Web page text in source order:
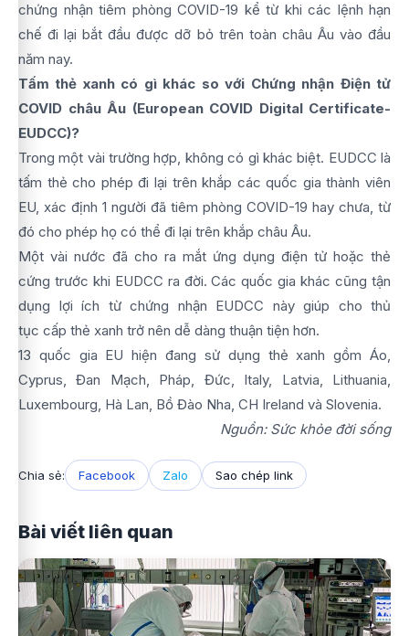
chứng nhận tiêm phòng COVID-19 kể từ khi các lệnh hạn
chế đi lại bắt đầu được dỡ bỏ trên toàn châu Âu vào đầu
năm nay.
Tấm thẻ xanh có gì khác so với Chứng nhận Điện tử
COVID châu Âu (European COVID Digital Certificate-
EUDCC)?
Trong một vài trường hợp, không có gì khác biệt. EUDCC là
tấm thẻ cho phép đi lại trên khắp các quốc gia thành viên
EU, xác định 1 người đã tiêm phòng COVID-19 hay chưa, từ
đó cho phép họ có thể đi lại trên khắp châu Âu.
Một vài nước đã cho ra mắt ứng dụng điện tử hoặc thẻ
cứng trước khi EUDCC ra đời. Các quốc gia khác cũng tận
dụng lợi ích từ chứng nhận EUDCC này giúp cho thủ
tục cấp thẻ xanh trở nên dễ dàng thuận tiện hơn.
13 quốc gia EU hiện đang sử dụng thẻ xanh gồm Áo,
Cyprus, Đan Mạch, Pháp, Đức, Italy, Latvia, Lithuania,
Luxembourg, Hà Lan, Bồ Đào Nha, CH Ireland và Slovenia.
Nguồn: Sức khỏe đời sống
Chia sẻ: Facebook Zalo Sao chép link
Bài viết liên quan